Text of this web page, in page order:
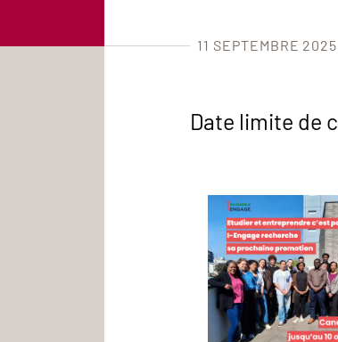
11 SEPTEMBRE 2025
Date limite de